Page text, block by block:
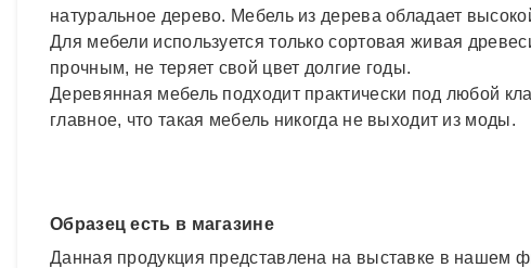
натуральное дерево. Мебель из дерева обладает
Для мебели используется только сортовая живая
прочным, не теряет свой цвет долгие годы.
Деревянная мебель подходит практически под любой
главное, что такая мебель никогда не выходит из моды.
Образец есть в магазине
Данная продукция представлена на выставке в нашем